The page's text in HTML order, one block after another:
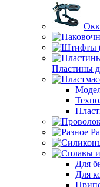
Пластины
Для
Для